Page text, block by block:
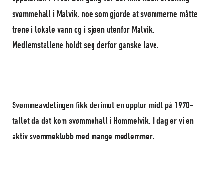
svømmehall i Malvik, noe som gjorde at svømmerne måtte
trene i lokale vann og i sjøen utenfor Malvik.
Medlemstallene holdt seg derfor ganske lave.
Svømmeavdelingen fikk derimot en opptur midt på 1970-
tallet da det kom svømmehall i Hommelvik. I dag er vi en
aktiv svømmeklubb med mange medlemmer.